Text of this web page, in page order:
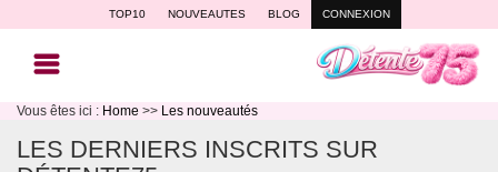
TOP10 NOUVEAUTES BLOG CONNEXION
Vous êtes ici : Home >> Les nouveautés
LES DERNIERS INSCRITS SUR